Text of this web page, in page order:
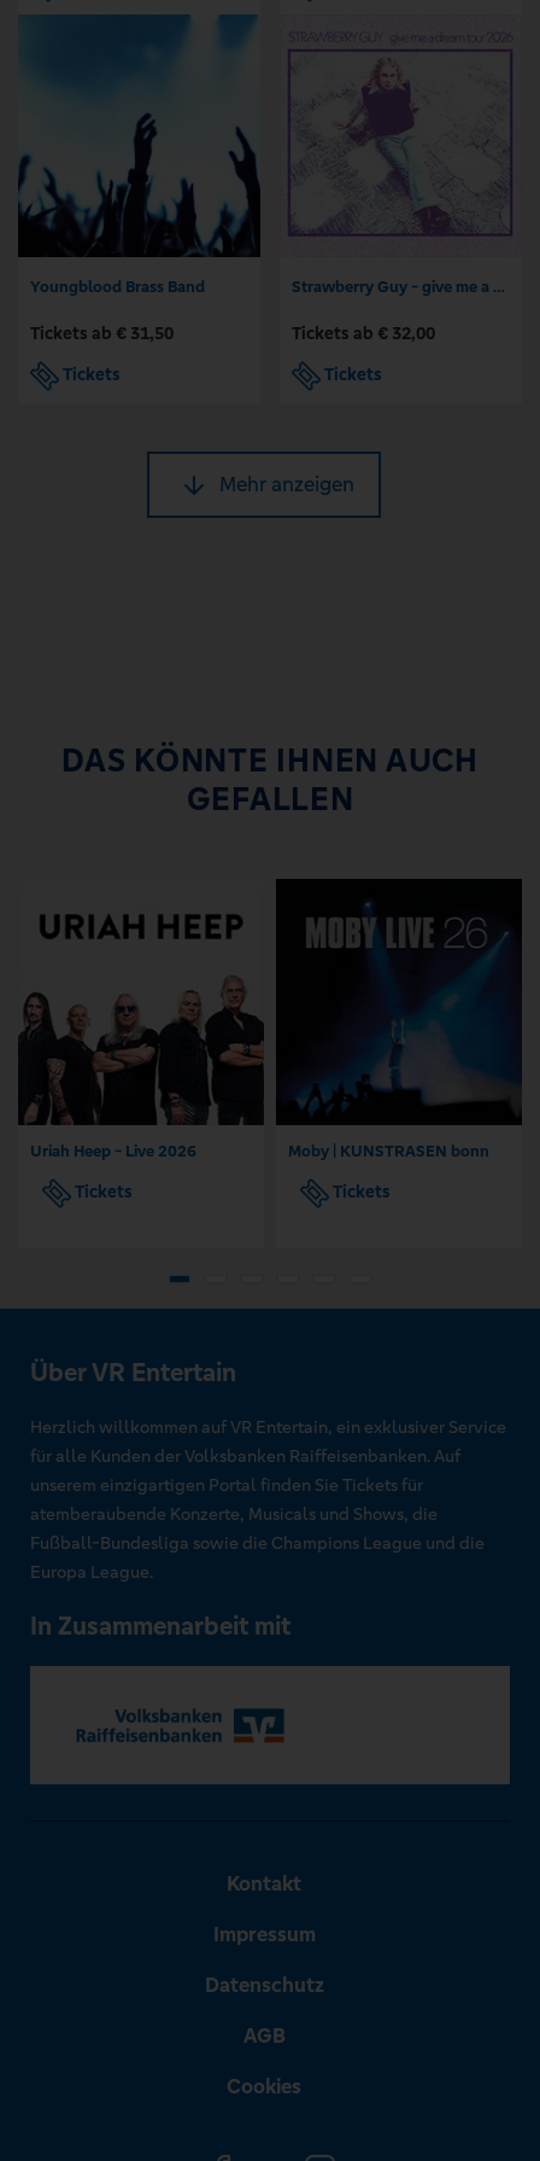
Youngblood Brass Band
Tickets ab € 31,50
Tickets
Strawberry Guy - give me a dream Tour 2026
Tickets ab € 32,00
Tickets
Mehr anzeigen
DAS KÖNNTE IHNEN AUCH
GEFALLEN
Uriah Heep - Live 2026
Tickets
Moby | KUNSTRASEN bonn
Tickets
Über VR Entertain
Herzlich willkommen auf VR Entertain, ein exklusiver Service
für alle Kunden der Volksbanken Raiffeisenbanken. Auf
unserem einzigartigen Portal finden Sie Tickets für
atemberaubende Konzerte, Musicals und Shows, die
Fußball-Bundesliga sowie die Champions League und die
Europa League.
In Zusammenarbeit mit
Kontakt
Impressum
Datenschutz
AGB
Cookies